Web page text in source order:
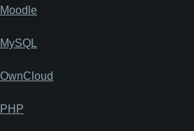
Moodle
MySQL
OwnCloud
PHP